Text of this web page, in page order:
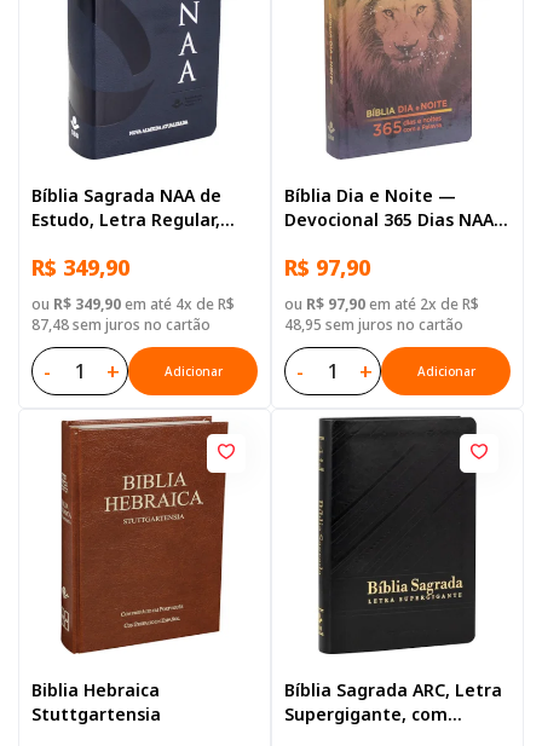
Bíblia Sagrada NAA de
Estudo, Letra Regular,
Grande, Capa Couro
Sintético Azul
R$ 349,90
ou R$ 349,90em até 4x de R$
87,48 sem juros no cartão
- + Adicionar
Bíblia Dia e Noite —
Devocional 365 Dias NAA,
Capa Dura Ilustrada:
Terracota Leao
R$ 97,90
ou R$ 97,90em até 2x de R$
48,95 sem juros no cartão
- + Adicionar
Biblia Hebraica
Stuttgartensia
Bíblia Sagrada ARC, Letra
Supergigante, com